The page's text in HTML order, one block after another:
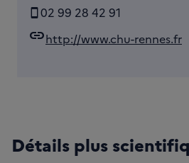
02 99 28 42 91
linkhttp://www.chu-rennes.fr
Détails plus